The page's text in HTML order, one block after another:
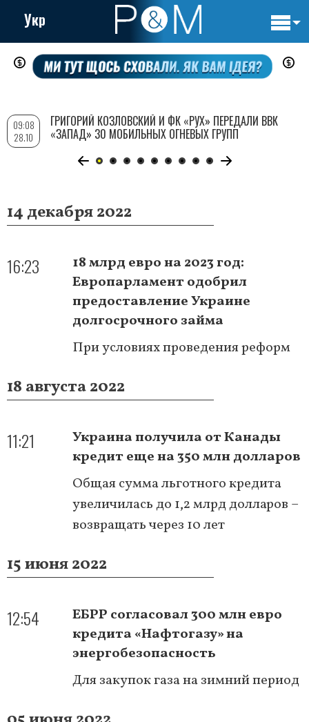
Перейти
содержанию
Укр
14 декабря 2022
16:23
18 млрд евро на 2023 год:
Европарламент одобрил
предоставление Украине
долгосрочного займа
При условиях проведения реформ
18 августа 2022
11:21
Украина получила от Канады
кредит еще на 350 млн долларов
Общая сумма льготного кредита
увеличилась до 1,2 млрд долларов –
возвращать через 10 лет
15 июня 2022
12:54
ЕБРР согласовал 300 млн евро
кредита «Нафтогазу» на
энергобезопасность
Для закупок газа на зимний период
09:08
28.10
ГРИГОРИЙ КОЗЛОВСКИЙ И ФК «РУХ» ПЕРЕДАЛИ ВВК
«ЗАПАД» 30 МОБИЛЬНЫХ ОГНЕВЫХ ГРУПП